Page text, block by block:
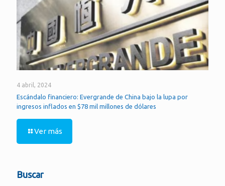
4 abril, 2024
Escándalo financiero: Evergrande de China bajo la lupa por
ingresos inflados en $78 mil millones de dólares
Ver más
Buscar